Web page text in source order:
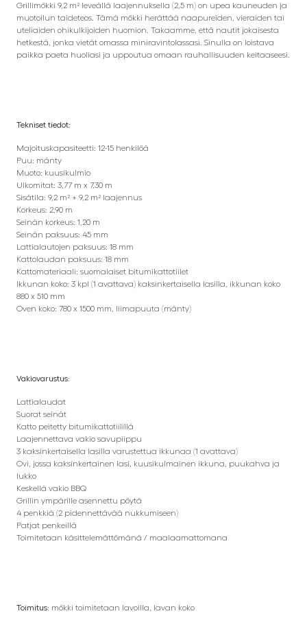
Grillimökki 9,2 m² leveällä laajennuksella (2,5 m) on upea kauneuden ja
muotoilun taideteos. Tämä mökki herättää naapureiden, vieraiden tai
uteliaiden ohikulkijoiden huomion. Takaamme, että nautit jokaisesta
hetkestä, jonka vietät omassa miniravintolassasi. Sinulla on loistava
paikka paeta huoliasi ja uppoutua omaan rauhallisuuden keitaaseesi.
Tekniset tiedot:
Majoituskapasiteetti: 12-15 henkilöä
Puu: mänty
Muoto: kuusikulmio
Ulkomitat: 3,77 m x 7,30 m
Sisätila: 9,2 m² + 9,2 m² laajennus
Korkeus: 2,90 m
Seinän korkeus: 1,20 m
Seinän paksuus: 45 mm
Lattialautojen paksuus: 18 mm
Kattolaudan paksuus: 18 mm
Kattomateriaali: suomalaiset bitumikattotiilet
Ikkunan koko: 3 kpl (1 avattava) kaksinkertaisella lasilla, ikkunan koko
880 x 510 mm
Oven koko: 780 x 1500 mm, liimapuuta (mänty)
Vakiovarustus:
Lattialaudat
Suorat seinät
Katto peitetty bitumikattotiilillä
Laajennettava vakio savupiippu
3 kaksinkertaisella lasilla varustettua ikkunaa (1 avattava)
Ovi, jossa kaksinkertainen lasi, kuusikulmainen ikkuna, puukahva ja
lukko
Keskellä vakio BBQ
Grillin ympärille asennettu pöytä
4 penkkiä (2 pidennettävää nukkumiseen)
Patjat penkeillä
Toimitetaan käsittelemättömänä / maalaamattomana
Toimitus: mökki toimitetaan lavoilla, lavan koko